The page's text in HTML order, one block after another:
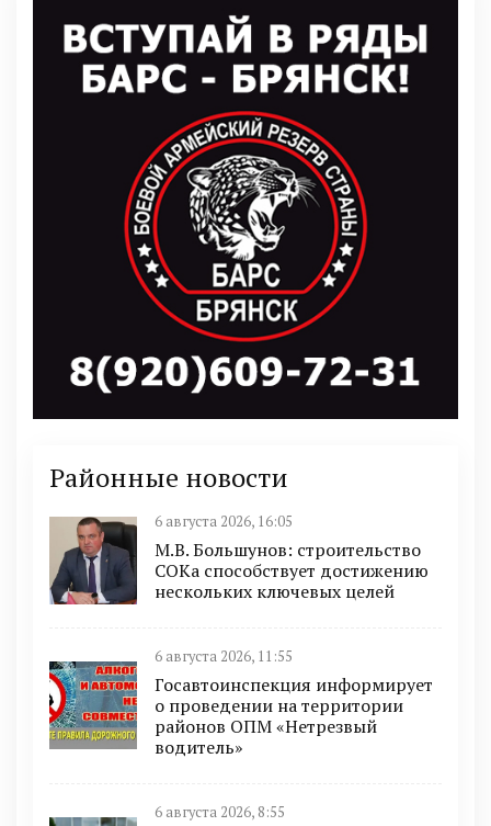
Районные новости
6 августа 2026, 16:05
М.В. Большунов: строительство
СОКа способствует достижению
нескольких ключевых целей
6 августа 2026, 11:55
Госавтоинспекция информирует
о проведении на территории
районов ОПМ «Нетрезвый
водитель»
6 августа 2026, 8:55